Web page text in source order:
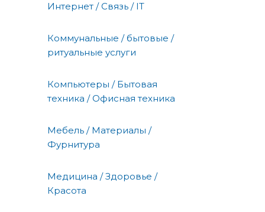
Интернет / Связь / IT
Коммунальные / бытовые /
ритуальные услуги
Компьютеры / Бытовая
техника / Офисная техника
Мебель / Материалы /
Фурнитура
Медицина / Здоровье /
Красота